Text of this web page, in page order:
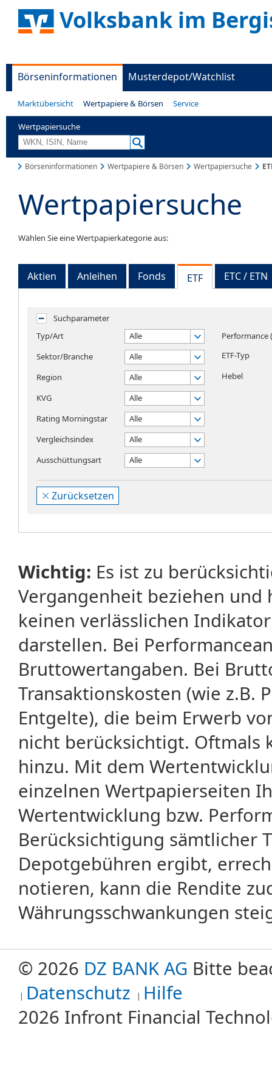
Volksbank im
Börseninformationen Musterdepot/Watchlist
Marktübersicht Wertpapiere & Börsen Service
Wertpapiersuche
Börseninformationen Wertpapiere & Börsen Wertpapiersuche
Wertpapiersuche
Wählen Sie eine Wertpapierkategorie aus:
Aktien Anleihen Fonds ETF ETC / ETN
Suchparameter
Typ/Art
Alle
Sektor/Branche
Alle
Region
Alle
KVG
Alle
Rating Morningstar
Alle
Vergleichsindex
Alle
Ausschüttungsart
Alle
Performance
ETF-Typ
Hebel
Zurücksetzen
Wichtig: Es ist zu
Vergangenheit beziehen
keinen verlässlichen
darstellen. Bei
Bruttowertangaben. Bei
Transaktionskosten (wie z.B.
Entgelte), die beim Erwerb
nicht berücksichtigt. Oftmals
hinzu. Mit dem
einzelnen Wertpapierseiten
Wertentwicklung bzw.
Berücksichtigung sämtlicher
Depotgebühren ergibt,
notieren, kann die Rendite
Währungsschwankungen
© 2026 DZ BANK AG Bitte
Datenschutz Hilfe
2026 Infront Financial